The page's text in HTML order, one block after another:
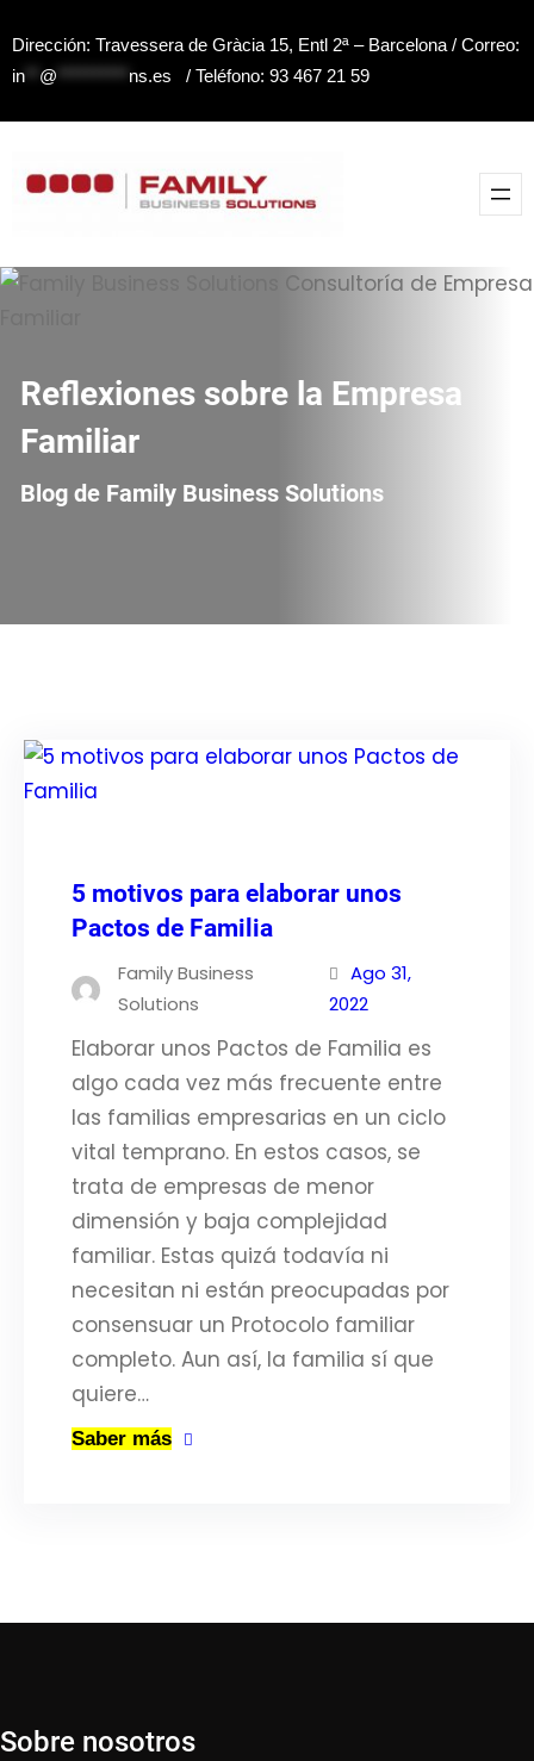
al
contenido
Dirección: Travessera de Gràcia 15, Entl 2ª – Barcelona / Correo:
in
@ ns.es / Teléfono: 93 467 21 59
Reflexiones sobre la Empresa
Familiar
Blog de Family Business Solutions
5 motivos para elaborar unos
Pactos de Familia
Family Business
Solutions
Ago 31,
2022
Elaborar unos Pactos de Familia es
algo cada vez más frecuente entre
las familias empresarias en un ciclo
vital temprano. En estos casos, se
trata de empresas de menor
dimensión y baja complejidad
familiar. Estas quizá todavía ni
necesitan ni están preocupadas por
consensuar un Protocolo familiar
completo. Aun así, la familia sí que
quiere…
Saber más
Sobre nosotros